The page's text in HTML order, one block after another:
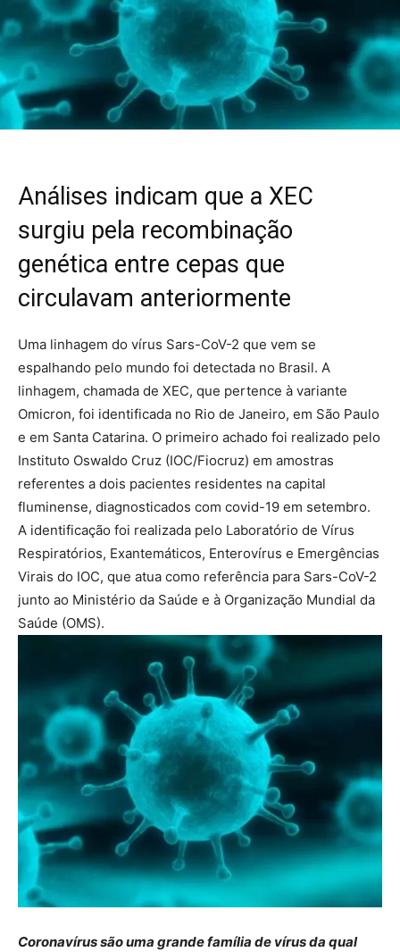
Análises indicam que a XEC
surgiu pela recombinação
genética entre cepas que
circulavam anteriormente
Uma linhagem do vírus Sars-CoV-2 que vem se
espalhando pelo mundo foi detectada no Brasil. A
linhagem, chamada de XEC, que pertence à variante
Omicron, foi identificada no Rio de Janeiro, em São Paulo
e em Santa Catarina. O primeiro achado foi realizado pelo
Instituto Oswaldo Cruz (IOC/Fiocruz) em amostras
referentes a dois pacientes residentes na capital
fluminense, diagnosticados com covid-19 em setembro.
A identificação foi realizada pelo Laboratório de Vírus
Respiratórios, Exantemáticos, Enterovírus e Emergências
Virais do IOC, que atua como referência para Sars-CoV-2
junto ao Ministério da Saúde e à Organização Mundial da
Saúde (OMS).
Coronavírus são uma grande família de vírus da qual